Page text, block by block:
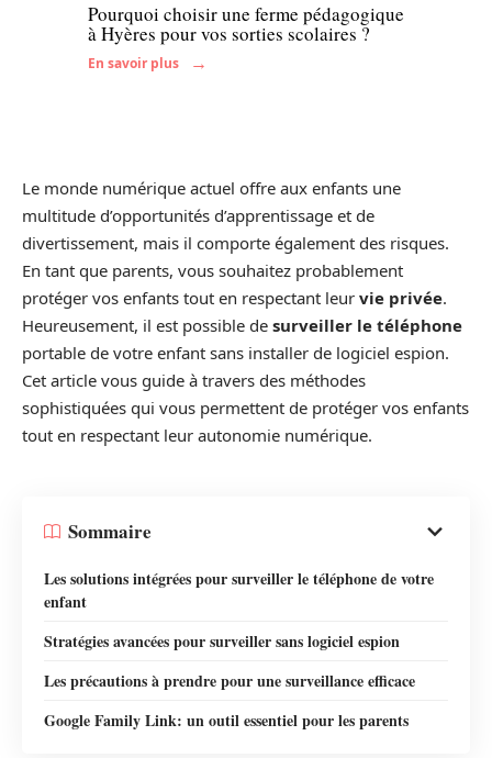
Pourquoi choisir une ferme pédagogique
à Hyères pour vos sorties scolaires ?
En savoir plus
Le monde numérique actuel offre aux enfants une
multitude d’opportunités d’apprentissage et de
divertissement, mais il comporte également des risques.
En tant que parents, vous souhaitez probablement
protéger vos enfants tout en respectant leur vie privée.
Heureusement, il est possible de surveiller le téléphone
portable de votre enfant sans installer de logiciel espion.
Cet article vous guide à travers des méthodes
sophistiquées qui vous permettent de protéger vos enfants
tout en respectant leur autonomie numérique.
Sommaire
Les solutions intégrées pour surveiller le téléphone de votre
enfant
Stratégies avancées pour surveiller sans logiciel espion
Les précautions à prendre pour une surveillance efficace
Google Family Link: un outil essentiel pour les parents